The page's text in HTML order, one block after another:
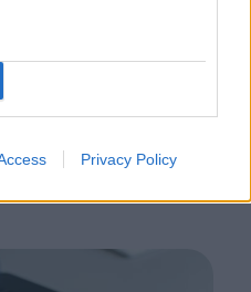
Privacy Policy
joissa mainitaan